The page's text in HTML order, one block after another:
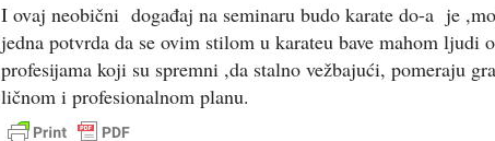
I ovaj neobični događaj na seminaru budo karate do-a je
jedna potvrda da se ovim stilom u karateu bave mahom ljudi
profesijama koji su spremni ,da stalno vežbajući, pomeraju
ličnom i profesionalnom planu.